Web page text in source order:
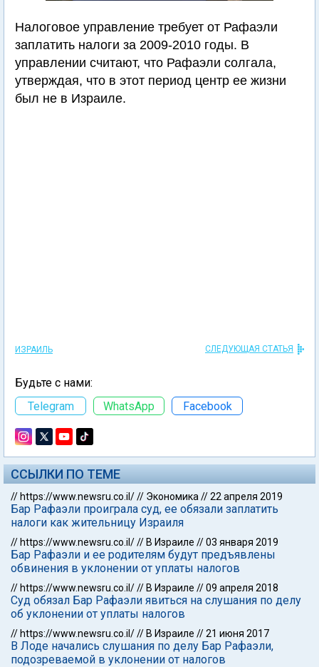
Налоговое управление требует от Рафаэли
заплатить налоги за 2009-2010 годы. В
управлении считают, что Рафаэли солгала,
утверждая, что в этот период центр ее жизни
был не в Израиле.
ИЗРАИЛЬ СЛЕДУЮЩАЯ СТАТЬЯ
Будьте с нами:
Telegram
WhatsApp Facebook
ССЫЛКИ ПО ТЕМЕ
// https://www.newsru.co.il/// Экономика //22 апреля 2019
Бар Рафаэли проиграла суд, ее обязали заплатить
налоги как жительницу Израиля
// https://www.newsru.co.il/// В Израиле //03 января 2019
Бар Рафаэли и ее родителям будут предъявлены
обвинения в уклонении от уплаты налогов
// https://www.newsru.co.il/// В Израиле //09 апреля 2018
Суд обязал Бар Рафаэли явиться на слушания по делу
об уклонении от уплаты налогов
// https://www.newsru.co.il/// В Израиле //21 июня 2017
В Лоде начались слушания по делу Бар Рафаэли,
подозреваемой в уклонении от налогов